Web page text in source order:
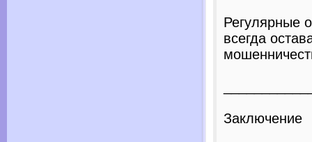
Регулярные
всегда
Заключение